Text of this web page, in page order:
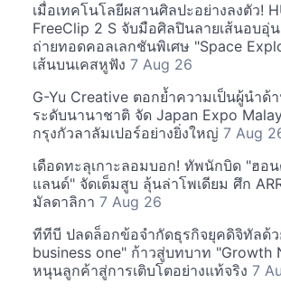
เมื่อเทคโนโลยีผสานศิลปะอย่างลงตัว!
FreeClip 2 S จับมือศิลปินลายเส้นอบอุ่
ถ่ายทอดคอลเลกชันพิเศษ "Space
เส้นบนเคสหูฟัง 7 Aug 26
G-Yu Creative ตอกย้ำความเป็นผู้นำด้
ระดับนานาชาติ จัด Japan Expo
กรุงกัวลาลัมเปอร์อย่างยิ่งใหญ่ 7 Aug
เดือดทะลุเกาะลอมบอก! ทัพนักบิด "ฮอน
แลนด์" จัดเต็มสูบ ลุ้นล่าโพเดียม ศึก
มัลดาลิกา 7 Aug 26
ทีทีบี ปลดล็อกข้อจำกัดธุรกิจยุคดิจิทัลด้
business one" ก้าวสู่บทบาท "Growth
หนุนลูกค้าสู่การเติบโตอย่างแท้จริง 7